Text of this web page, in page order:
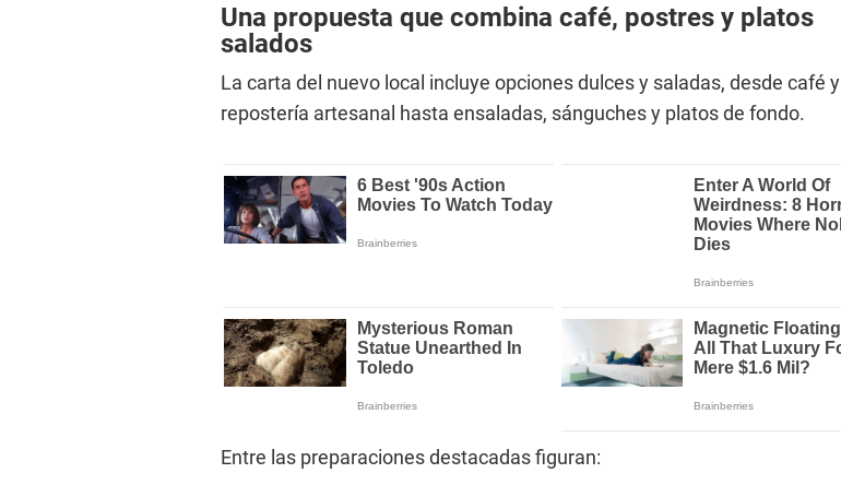
Una propuesta que combina café, postres y platos
salados
La carta del nuevo local incluye opciones dulces y saladas, desde café y
repostería artesanal hasta ensaladas, sánguches y platos de fondo.
Entre las preparaciones destacadas figuran: